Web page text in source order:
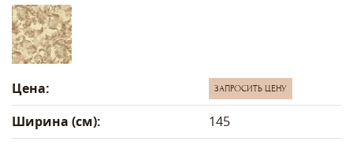
Цена: ЗАПРОСИТЬ ЦЕНУ
Ширина (см):
145